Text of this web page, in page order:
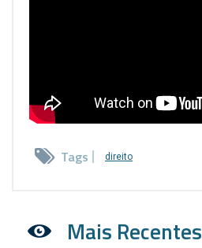
Tags direito
Mais Recentes